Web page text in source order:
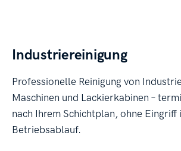
Industriereinigung
Professionelle Reinigung von
Maschinen und Lackierkabinen –
nach Ihrem Schichtplan, ohne Eingriff
Betriebsablauf.